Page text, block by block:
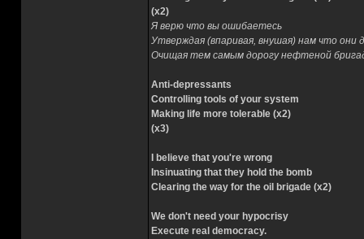
(x2)
Я верю что вы ошибаетесь
Утверждая (впаривая, внушая) нам что они
Очищая тем самым дорогу нефтеной
Anti-depressants
Controlling tools of your system
Making life more tolerable (x2)
(x3)
I believe that you're wrong
Insinuating that they hold the bomb
Clearing the way for the oil brigade (x2)
We don't need your hypocrisy
Execute real democracy.